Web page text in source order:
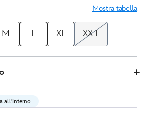
Mostra tabella
M L XL XX L
all'interno